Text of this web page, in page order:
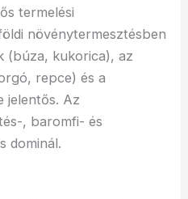
termelési
növénytermesztésben
(búza, kukorica), az
repce) és a
jelentős. Az
, baromfi- és
dominál.